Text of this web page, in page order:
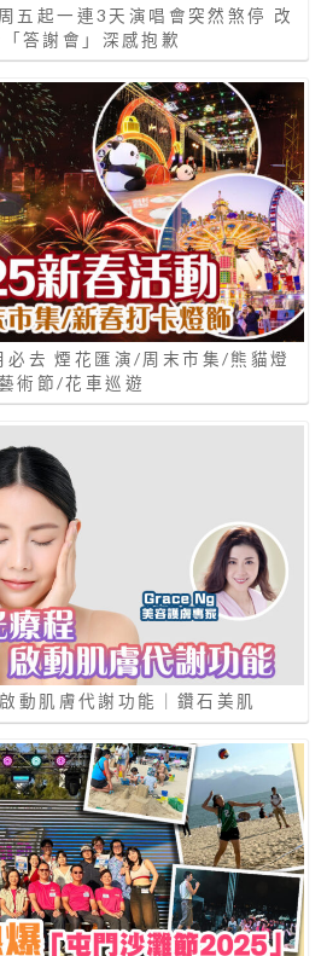
五起一連3天演唱會突然煞停 改
答謝會」深感抱歉
去 煙花匯演/周末市集/熊貓燈
術節/花車巡遊
動肌膚代謝功能｜鑽石美肌